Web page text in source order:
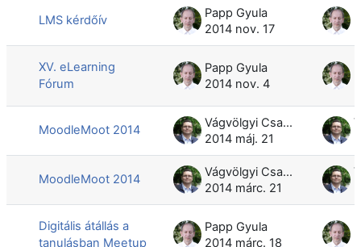
LMS kérdőív
Papp Gyula
2014 nov. 17
XV. eLearning
Fórum
Papp Gyula
2014 nov. 4
MoodleMoot 2014
Vágvölgyi Csaba
2014 máj. 21
MoodleMoot 2014
Vágvölgyi Csaba
2014 márc. 21
Digitális átállás a
tanulásban Meetup
Papp Gyula
2014 márc. 18